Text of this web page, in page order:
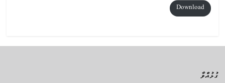
Download
ގުޅުއްވާ